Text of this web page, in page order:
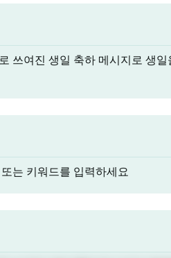
쓰여진 생일 축하 메시지로 생
는 키워드를 입력하세요